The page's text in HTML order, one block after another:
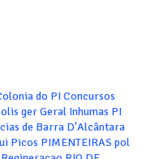
do PIConcursos
gerGeral Inhumas PI
de Barra D'Alcântara
Picos PIMENTEIRAS pol